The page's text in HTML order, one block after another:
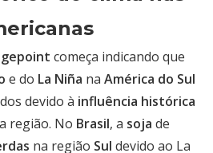
começa indicando que
e do La Niña na América do Sul
devido à influência histórica
região. No Brasil, a soja de
na região Sul devido ao La